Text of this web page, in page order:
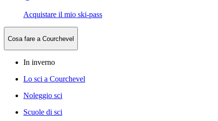
Acquistare il mio ski-pass
Cosa fare a Courchevel
In inverno
Lo sci a Courchevel
Noleggio sci
Scuole di sci